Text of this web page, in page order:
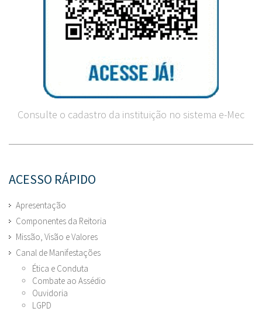
Consulte o cadastro da instituição no sistema e-Mec
ACESSO RÁPIDO
Apresentação
Componentes da Reitoria
Missão, Visão e Valores
Canal de Manifestações
Ética e Conduta
Combate ao Assédio
Ouvidoria
LGPD